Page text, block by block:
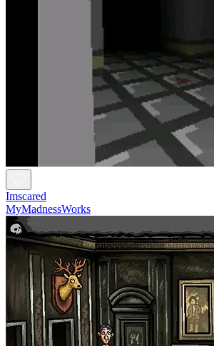
Imscared
MyMadnessWorks